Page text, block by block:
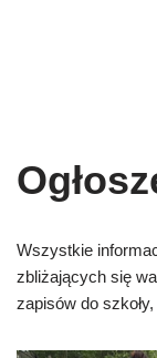
Wszystkie
zbliżających się
zapisów do